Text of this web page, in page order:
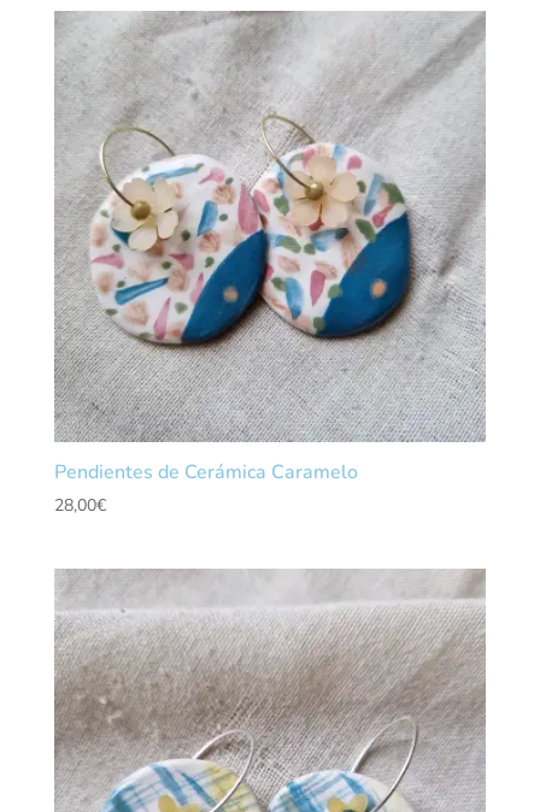
Pendientes de Cerámica Caramelo
28,00€